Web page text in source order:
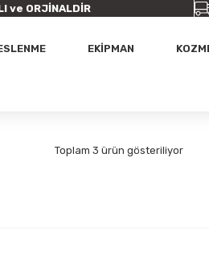
ve ORJİNALDİR
EKİPMAN
Toplam 3 ürün gösteriliyor